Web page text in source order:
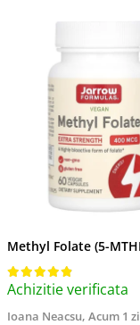
Achizitie verificata
Ioana Neacsu, Acum 1 zi